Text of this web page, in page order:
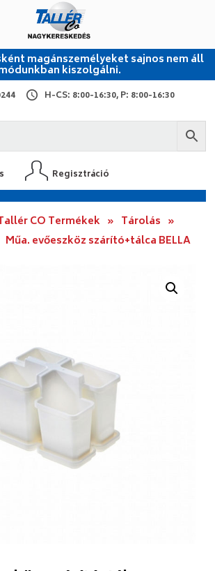
magánszemélyeket sajnos nem áll
kiszolgálni.
H-CS: 8:00-16:30, P: 8:00-16:30
Regisztráció
CO Termékek » Tárolás »
Műa. evőeszköz szárító+tálca BELLA